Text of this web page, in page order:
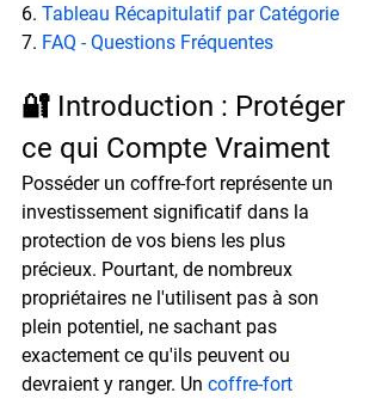
6. Tableau Récapitulatif par Catégorie
7. FAQ - Questions Fréquentes
🔐 Introduction : Protéger
ce qui Compte Vraiment
Posséder un coffre-fort représente un
investissement significatif dans la
protection de vos biens les plus
précieux. Pourtant, de nombreux
propriétaires ne l'utilisent pas à son
plein potentiel, ne sachant pas
exactement ce qu'ils peuvent ou
devraient y ranger. Un coffre-fort